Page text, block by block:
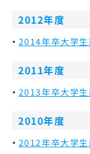
2012年度
2014年卒大学生
2011年度
2013年卒大学生
2010年度
2012年卒大学生